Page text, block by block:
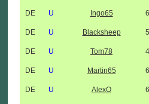
DE U Ingo65
DE U Blacksheep
DE U Tom78
DE U Martin65
DE U AlexO